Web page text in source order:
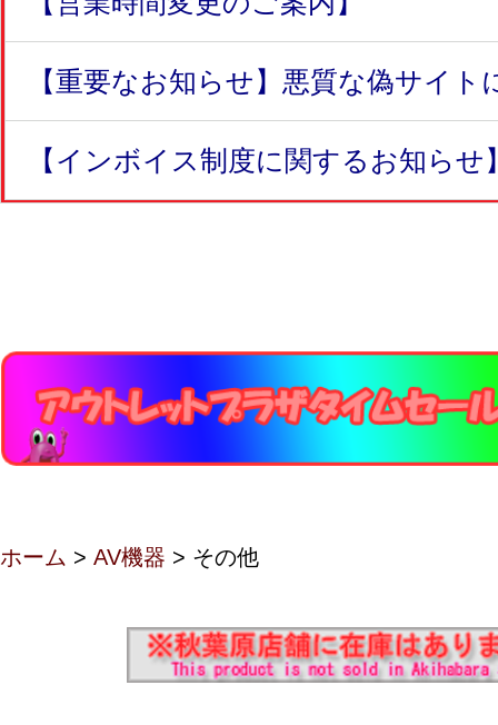
【重要なお知らせ】悪質な偽サイト
【インボイス制度に関するお知らせ
ホーム > AV機器 > その他